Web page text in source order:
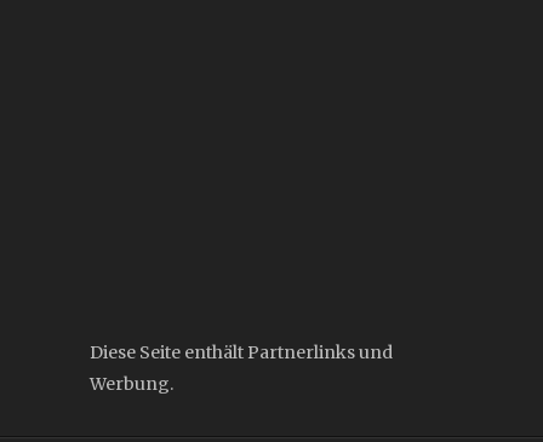
Diese Seite enthält Partnerlinks und
Werbung.